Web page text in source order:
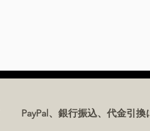
PayPal、銀行振込、代金引